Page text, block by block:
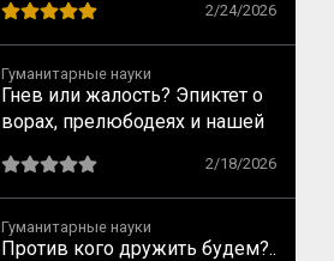
2/24/2026
Гуманитарные науки
Гнев или жалость? Эпиктет о
ворах, прелюбодеях и нашей
2/18/2026
Гуманитарные науки
Против кого дружить будем?..